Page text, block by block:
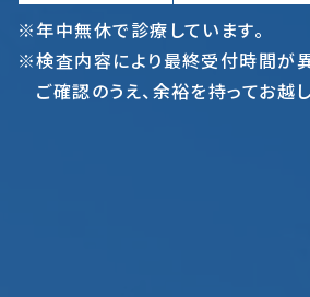
※年中無休で診療しています。
※検査内容により最終受付時間が異
ご確認のうえ、余裕を持ってお越し